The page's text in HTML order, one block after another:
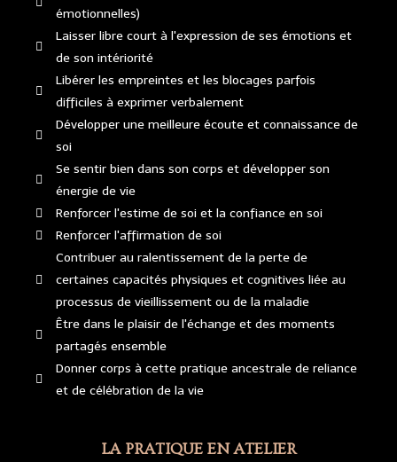
émotionnelles)
Laisser libre court à l'expression de ses émotions et
de son intériorité
Libérer les empreintes et les blocages parfois
difficiles à exprimer verbalement
Développer une meilleure écoute et connaissance de
soi
Se sentir bien dans son corps et développer son
énergie de vie
Renforcer l'estime de soi et la confiance en soi
Renforcer l'affirmation de soi
Contribuer au ralentissement de la perte de
certaines capacités physiques et cognitives liée au
processus de vieillissement ou de la maladie
Être dans le plaisir de l'échange et des moments
partagés ensemble
Donner corps à cette pratique ancestrale de reliance
et de célébration de la vie
LA PRATIQUE EN ATELIER